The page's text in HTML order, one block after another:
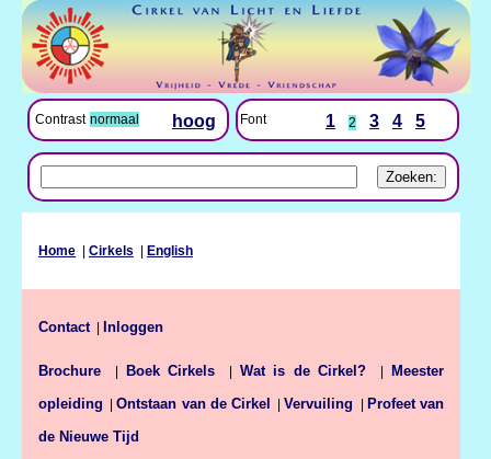
Contrast normaal hoog Font 1 2 3 4 5
Home Cirkels English
Contact| Inloggen
Brochure Boek Cirkels Wat is de Cirkel?
Meester
opleiding |Ontstaan van de Cirkel |Vervuiling
Profeet van
de Nieuwe Tijd